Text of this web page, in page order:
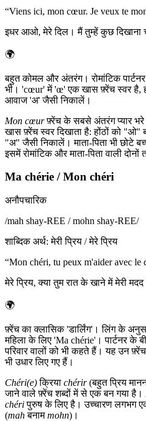
“Viens ici, mon cœur. Je veux te
इधर आओ, मेरे दिल। मैं तुम्हें कुछ दिखाना
🌍
बहुत कोमल और अंतरंग। रोमांटिक
भी। 'cœur' में 'œ' एक खास फ़्रेंच स्वर है,
आवाज 'अ' जैसी निकालें।
Mon cœurफ़्रेंच के सबसे अंतरंग प्यार भरे
खास फ़्रेंच स्वर दिखाता है: होंठों को
"अ" जैसी निकालें। माता-पिता भी छोटे
इसमें रोमांटिक और माता-पिता वाली
Ma chérie / Mon chéri
अनौपचारिक
/mah shay-REE / mohn shay-REE/
शाब्दिक अर्थ: मेरी प्रिय / मेरे प्रिय
“Mon chéri, tu peux m'aider avec le
मेरे प्रिय, क्या तुम रात के खाने में मेरी
🌍
फ़्रेंच का क्लासिक 'डार्लिंग'। लिंग के
महिला के लिए 'Ma chérie'। पार्टनर के
परिवार वालों को भी कहते हैं। यह उन
भी उधार लिए गए हैं।
Chéri(e)क्रिया chérir(बहुत प्रिय
जाने वाले फ़्रेंच शब्दों में से एक बन गया है।
chériपुरुष के लिए है। उच्चारण लगभग
(mahबनामmohn)।